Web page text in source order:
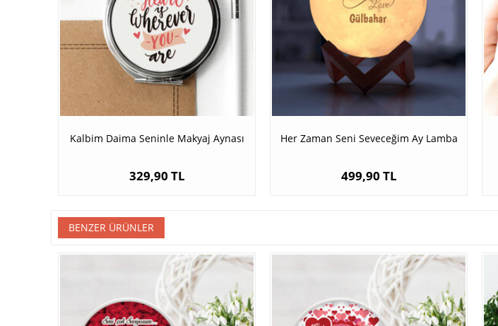
Kalbim Daima Seninle Makyaj Aynası
329,90 TL
Her Zaman Seni Seveceğim Ay Lamba
499,90 TL
BENZER ÜRÜNLER